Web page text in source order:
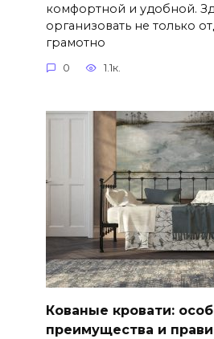
комфортной и удобной.
организовать не только
грамотно
0 1.1к.
Кованые кровати:
преимущества и